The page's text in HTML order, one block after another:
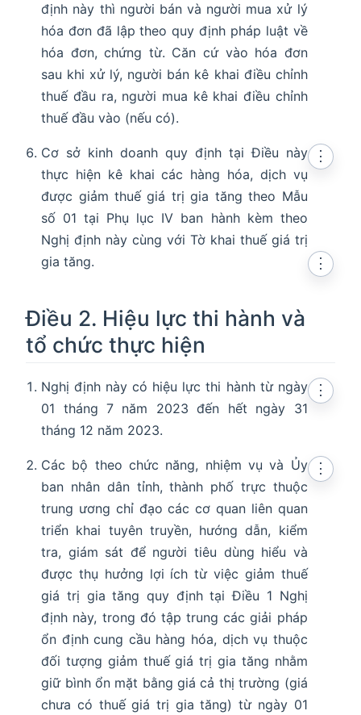
định này thì người bán và người mua xử lý
hóa đơn đã lập theo quy định pháp luật về
hóa đơn, chứng từ. Căn cứ vào hóa đơn
sau khi xử lý, người bán kê khai điều chỉnh
thuế đầu ra, người mua kê khai điều chỉnh
thuế đầu vào (nếu có).
Cơ sở kinh doanh quy định tại Điều này
thực hiện kê khai các hàng hóa, dịch vụ
được giảm thuế giá trị gia tăng theo Mẫu
số 01 tại Phụ lục IV ban hành kèm theo
Nghị định này cùng với Tờ khai thuế giá trị
gia tăng.
⋮
Điều 2. Hiệu lực thi hành và
tổ chức thực hiện
⋮
Nghị định này có hiệu lực thi hành từ ngày
01 tháng 7 năm 2023 đến hết ngày 31
tháng 12 năm 2023.
⋮
Các bộ theo chức năng, nhiệm vụ và Ủy
ban nhân dân tỉnh, thành phố trực thuộc
trung ương chỉ đạo các cơ quan liên quan
triển khai tuyên truyền, hướng dẫn, kiểm
tra, giám sát để người tiêu dùng hiểu và
được thụ hưởng lợi ích từ việc giảm thuế
giá trị gia tăng quy định tại Điều 1 Nghị
định này, trong đó tập trung các giải pháp
ổn định cung cầu hàng hóa, dịch vụ thuộc
đối tượng giảm thuế giá trị gia tăng nhằm
giữ bình ổn mặt bằng giá cả thị trường (giá
chưa có thuế giá trị gia tăng) từ ngày 01
⋮